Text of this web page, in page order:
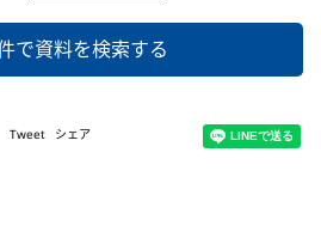
で資料を検索する
Tweet シェア